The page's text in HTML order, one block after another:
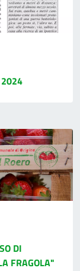
DI
FRAGOLA"